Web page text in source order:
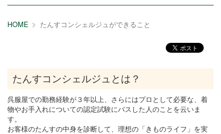
HOME たんすコンシェルジュができること
たんすコンシェルジュとは？
呉服屋での勤務経験が３年以上、さらにはプロとして必要な、着
物やお手入れについての認定試験にパスした人のことを云いま
す。
お客様のたんすの中身を診断して、理想の「きものライフ」を実